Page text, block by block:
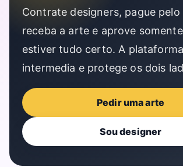
Contrate designers, pague pelo
receba a arte e aprove
estiver tudo certo. A plataforma
intermedia e protege os dois
Pedir uma arte
Sou designer